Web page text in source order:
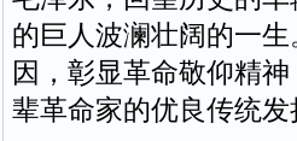
的巨人波澜壮阔的一
因，彰显革命敬仰精
辈革命家的优良传统发